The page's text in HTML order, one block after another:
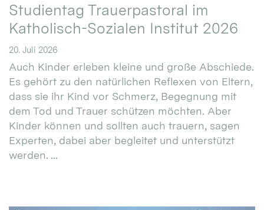
Studientag Trauerpastoral im
Katholisch-Sozialen Institut 2026
20. Juli 2026
Auch Kinder erleben kleine und große Abschiede.
Es gehört zu den natürlichen Reflexen von Eltern,
dass sie ihr Kind vor Schmerz, Begegnung mit
dem Tod und Trauer schützen möchten. Aber
Kinder können und sollten auch trauern, sagen
Experten, dabei aber begleitet und unterstützt
werden. ...